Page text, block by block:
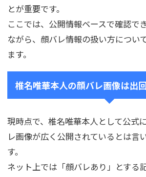
とが重要です。
ここでは、公開情報ベースで確認で
ながら、顔バレ情報の扱い方につい
ます。
椎名唯華本人の顔バレ画像は出
現時点で、椎名唯華本人として公式
レ画像が広く公開されているとは言
す。
ネット上では「顔バレあり」とする